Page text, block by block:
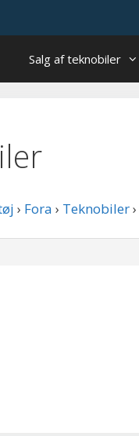
Salg af teknobiler
› Fora › Teknobiler›